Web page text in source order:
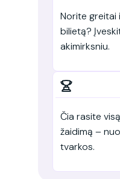
Norite greitai
bilietą?
akimirksniu.
Čia rasite
žaidimą –
tvarkos.